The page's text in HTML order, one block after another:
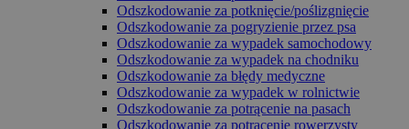
Odszkodowanie za potknięcie/poślizgnięcie
Odszkodowanie za pogryzienie przez psa
Odszkodowanie za wypadek samochodowy
Odszkodowanie za wypadek na chodniku
Odszkodowanie za błędy medyczne
Odszkodowanie za wypadek w rolnictwie
Odszkodowanie za potrącenie na pasach
Odszkodowanie za potrącenie rowerzysty